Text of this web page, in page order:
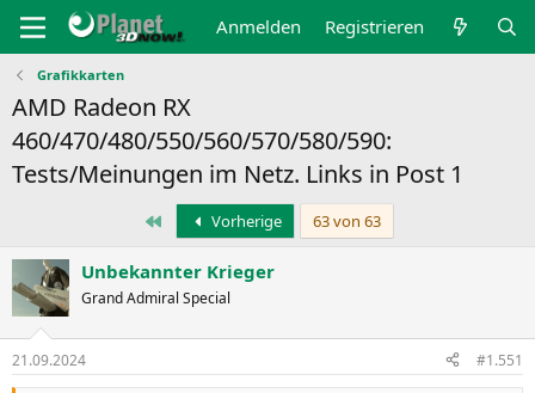
Anmelden Registrieren
Grafikkarten
AMD Radeon RX
460/470/480/550/560/570/580/590:
Tests/Meinungen im Netz. Links in Post 1
Erste Vorherige 63 von 63
Unbekannter Krieger
Grand Admiral Special
21.09.2024 #1.551